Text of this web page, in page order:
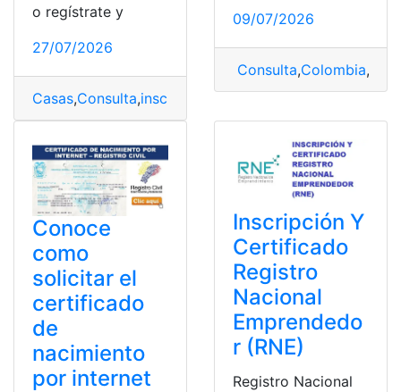
o regístrate y
27/07/2026
Casas,Consulta,inscripción
09/07/2026
Consulta,Colombia,
Conoce
como
solicitar el
certificado
de
nacimiento
por internet
Inscripción Y
Certificado
Registro
Nacional
Emprendedo
r (RNE)
Registro Nacional